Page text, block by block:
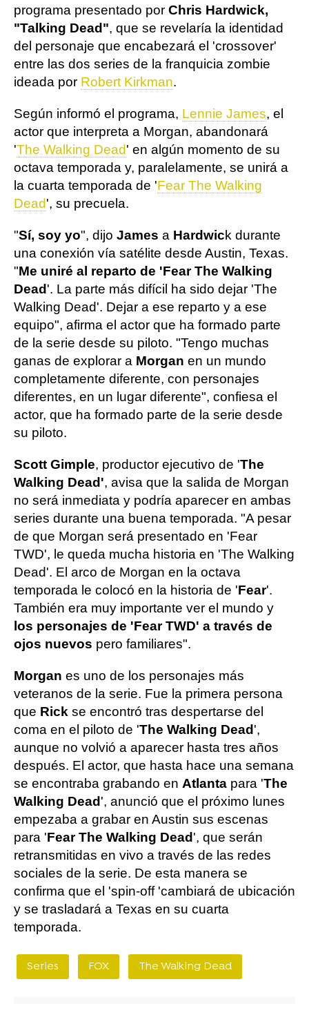
programa presentado por Chris Hardwick,
"Talking Dead", que se revelaría la identidad
del personaje que encabezará el 'crossover'
entre las dos series de la franquicia zombie
ideada por Robert Kirkman.
Según informó el programa, Lennie James, el
actor que interpreta a Morgan, abandonará
'The Walking Dead' en algún momento de su
octava temporada y, paralelamente, se unirá a
la cuarta temporada de 'Fear The Walking
Dead', su precuela.
"Sí, soy yo", dijo James a Hardwick durante
una conexión vía satélite desde Austin, Texas.
"Me uniré al reparto de 'Fear The Walking
Dead '. La parte más difícil ha sido dejar 'The
Walking Dead'. Dejar a ese reparto y a ese
equipo", afirma el actor que ha formado parte
de la serie desde su piloto. "Tengo muchas
ganas de explorar a Morgan en un mundo
completamente diferente, con personajes
diferentes, en un lugar diferente", confiesa el
actor, que ha formado parte de la serie desde
su piloto.
Scott Gimple, productor ejecutivo de 'The
Walking Dead', avisa que la salida de Morgan
no será inmediata y podría aparecer en ambas
series durante una buena temporada. "A pesar
de que Morgan será presentado en 'Fear
TWD', le queda mucha historia en 'The Walking
Dead'. El arco de Morgan en la octava
temporada le colocó en la historia de 'Fear'.
También era muy importante ver el mundo y
los personajes de 'Fear TWD' a través de
ojos nuevos pero familiares".
Morgan es uno de los personajes más
veteranos de la serie. Fue la primera persona
que Rick se encontró tras despertarse del
coma en el piloto de 'The Walking Dead ',
aunque no volvió a aparecer hasta tres años
después. El actor, que hasta hace una semana
se encontraba grabando en Atlanta para 'The
Walking Dead ', anunció que el próximo lunes
empezaba a grabar en Austin sus escenas
para 'Fear The Walking Dead ', que serán
retransmitidas en vivo a través de las redes
sociales de la serie. De esta manera se
confirma que el 'spin-off 'cambiará de ubicación
y se trasladará a Texas en su cuarta
temporada.
Series FOX The Walking Dead